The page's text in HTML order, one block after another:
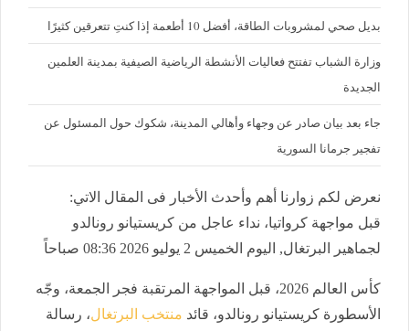
بديل صحي لمشروبات الطاقة، أفضل 10 أطعمة إذا كنتِ تتعرقين كثيرًا
وزارة الشباب تفتتح فعاليات الأنشطة الرياضية الصيفية بمدينة العلمين
الجديدة
جاء بعد بيان صادر عن وجهاء وأهالي المدينة، شكوك حول المسئول عن
تفجير جرمانا السورية
نعرض لكم زوارنا أهم وأحدث الأخبار فى المقال الاتي:
قبل مواجهة كرواتيا، نداء عاجل من كريستيانو رونالدو
لجماهير البرتغال, اليوم الخميس 2 يوليو 2026 08:36 صباحاً
كأس العالم 2026، قبل المواجهة المرتقبة فجر الجمعة، وجّه
الأسطورة كريستيانو رونالدو، قائد منتخب البرتغال، رسالة